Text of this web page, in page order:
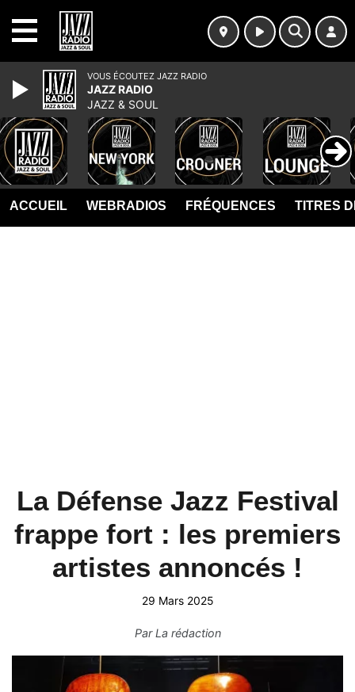
ACCUEIL WEBRADIOS FRÉQUENCES TITRES
La Défense Jazz Festival
frappe fort : les premiers
artistes annoncés !
29 Mars 2025
ParLa rédaction
VOUS ÉCOUTEZ JAZZ RADIO
JAZZ RADIO
JAZZ & SOUL